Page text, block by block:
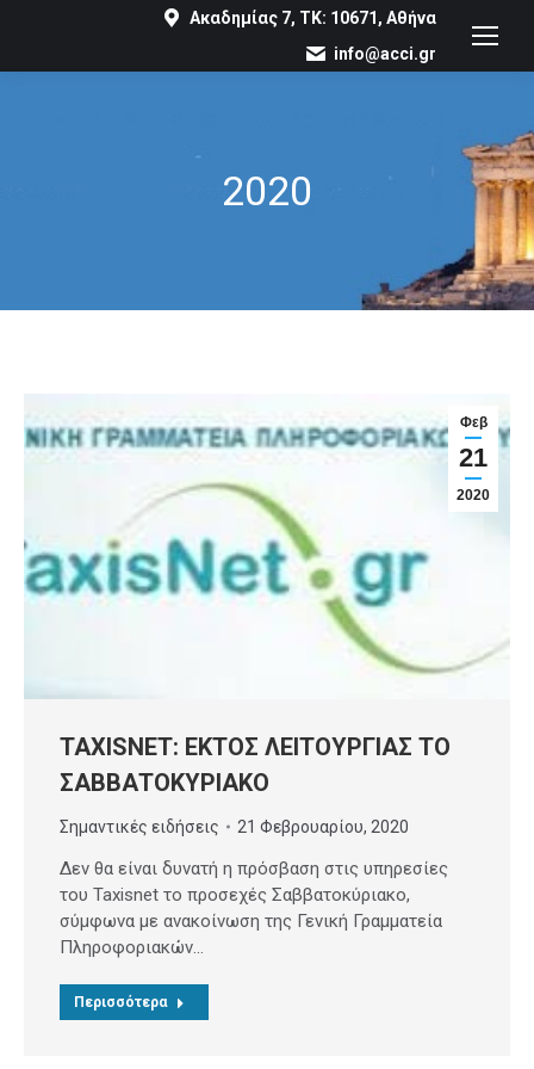
Ακαδημίας 7, ΤΚ: 10671, Αθήνα
info@acci.gr
2020
You are here:
Φεβ
21
2020
TAXISNET: ΕΚΤΟΣ ΛΕΙΤΟΥΡΓΙΑΣ ΤΟ
ΣΑΒΒΑΤΟΚΥΡΙΑΚΟ
Σημαντικές ειδήσεις 21 Φεβρουαρίου, 2020
Δεν θα είναι δυνατή η πρόσβαση στις υπηρεσίες
του Taxisnet το προσεχές Σαββατοκύριακο,
σύμφωνα με ανακοίνωση της Γενική Γραμματεία
Πληροφοριακών…
Περισσότερα